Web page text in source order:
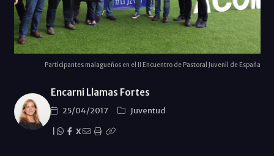
Participantes malagueños en el II Encuentro de Pastoral Juvenil de España
Encarni Llamas Fortes
25/04/2017
Juventud
X